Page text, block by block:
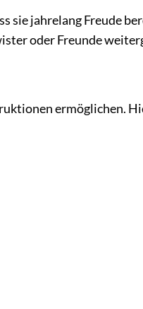
sie jahrelang Freude
oder Freunde
ermöglichen.